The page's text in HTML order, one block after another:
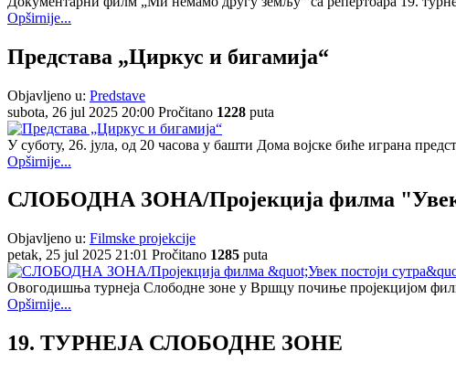
Opširnije...
Представа „Циркус и бигамија“
Objavljeno u: Predstave
subota, 26 jul 2025 20:00 Pročitano 1228 puta
У суботу, 26. јула, од 20 часова у башти Дома војске биће играна
Opširnije...
СЛОБОДНА ЗОНА/Пројекција филма "Увек
Objavljeno u: Filmske projekcije
petak, 25 jul 2025 21:01 Pročitano 1285 puta
Овогодишња турнеја Слободне зоне у Вршцу почиње пројекцијом
Opširnije...
19. ТУРНЕЈА СЛОБОДНЕ ЗОНЕ